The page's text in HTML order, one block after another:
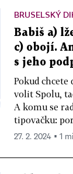
BRUSELSKÝ
Babiš a)
c) obojí.
s jeho
Pokud
volit Spolu,
A komu se
tipovačku:
27. 2. 2024 ▪ 1